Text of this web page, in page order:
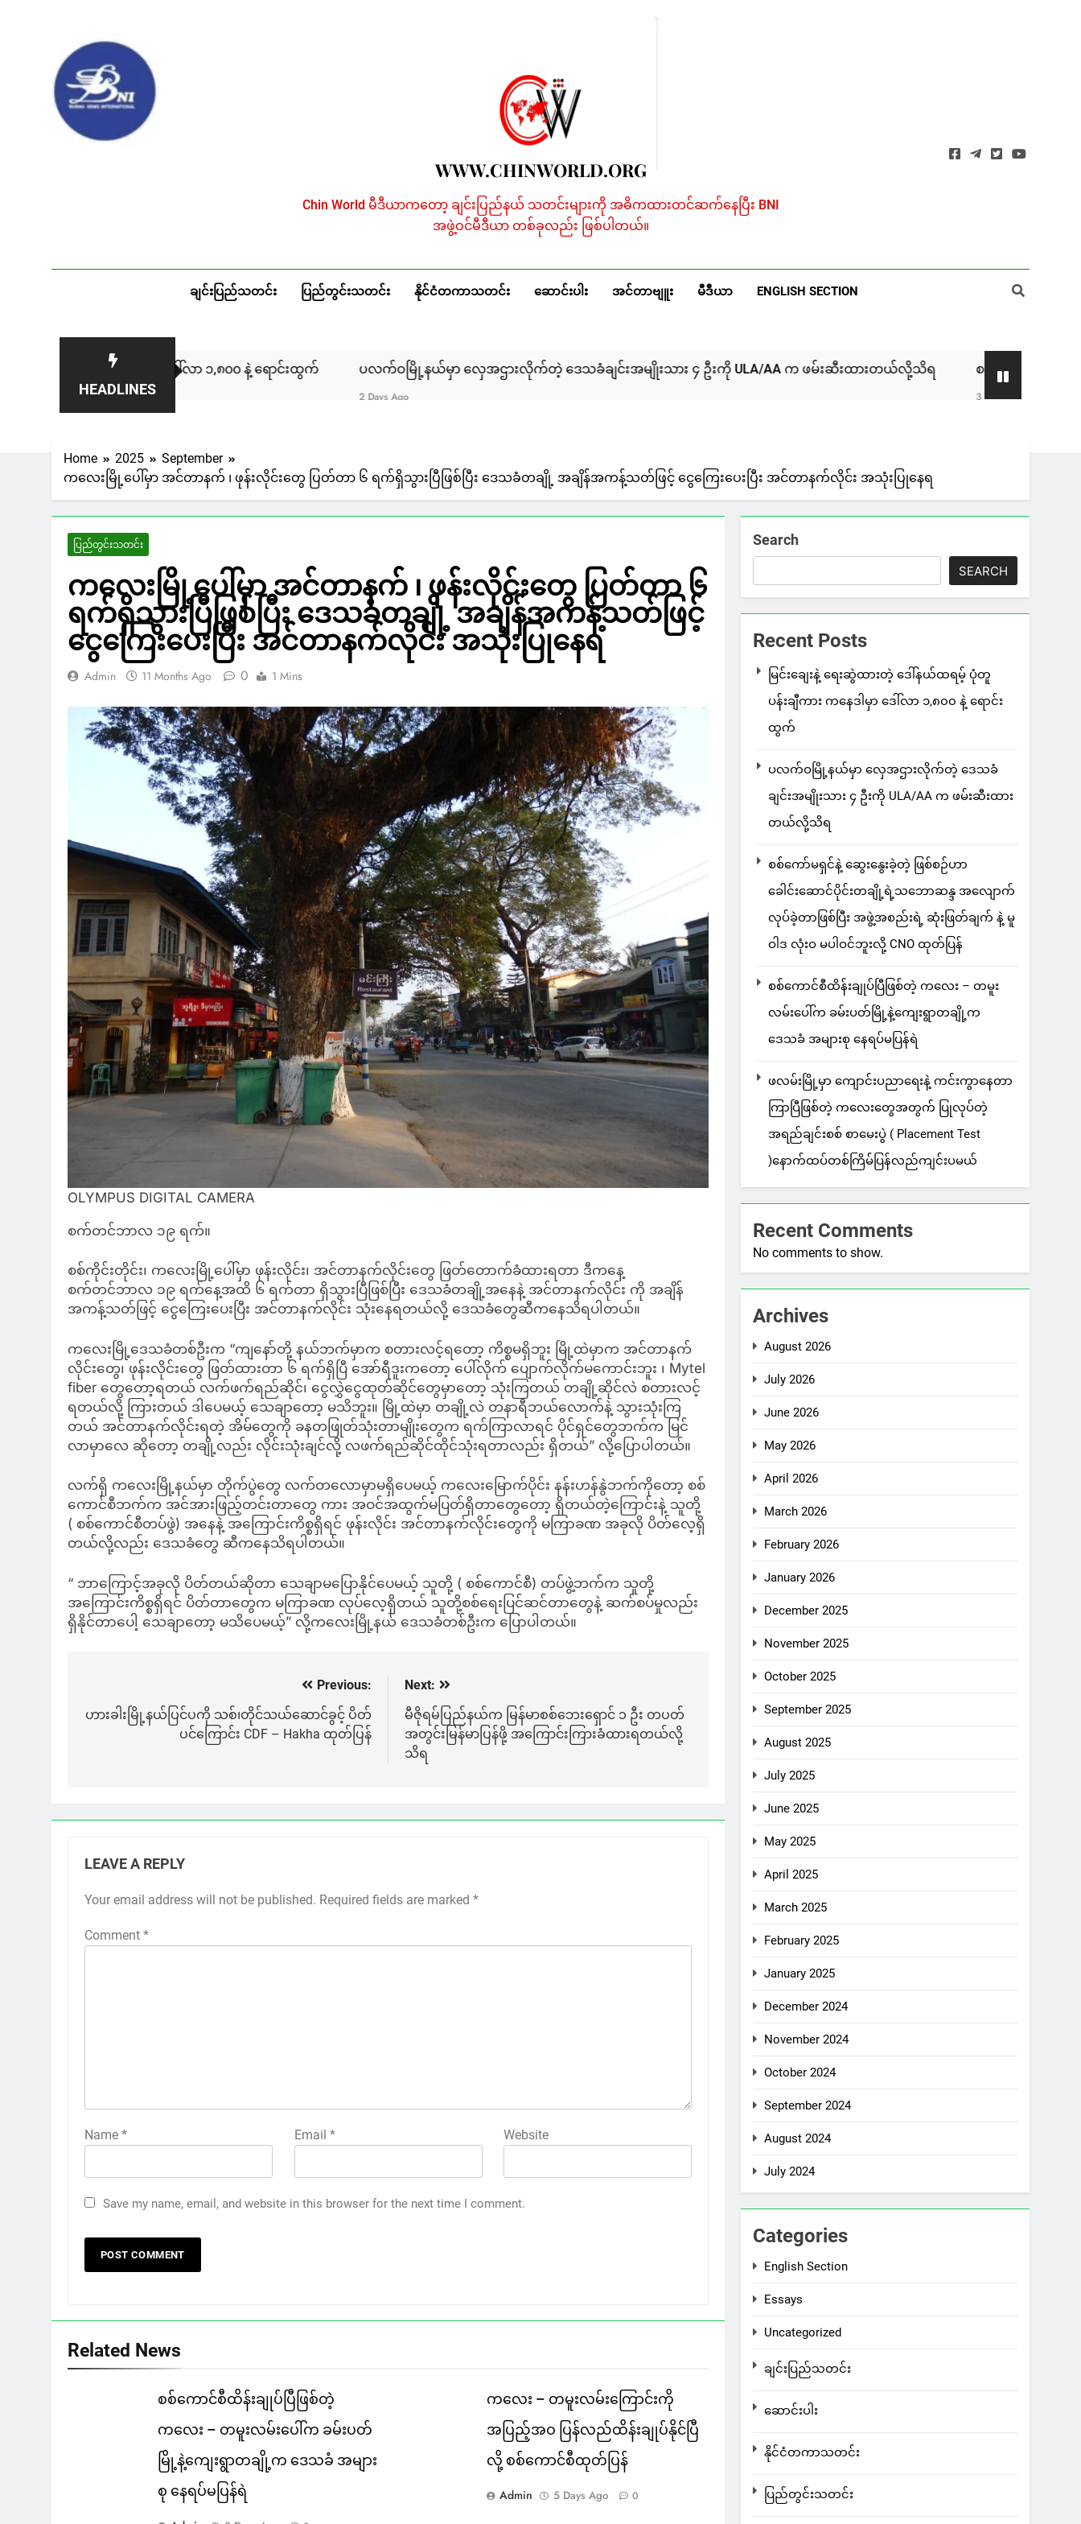
WWW.CHINWORLD.ORG
Chin World မီဒီယာကတော့ ချင်းပြည်နယ် သတင်းများကို အဓိကထားတင်ဆက်နေပြီး BNI
အဖွဲ့ဝင်မီဒီယာ တစ်ခုလည်း ဖြစ်ပါတယ်။
ချင်းပြည်သတင်း ပြည်တွင်းသတင်း နိုင်ငံတကာသတင်း ဆောင်းပါး အင်တာဗျူး မီဒီယာ ENGLISH SECTION
HEADLINES
ကား ကနေဒါမှာ ဒေါ်လာ ၁,၈၀၀ နဲ့ ရောင်းထွက် ပလက်ဝမြို့နယ်မှာ လှေအဌားလိုက်တဲ့ ဒေသခံချင်းအမျိုးသား ၄ ဦးကို ULA/AA က ဖမ်းဆီးထားတယ်လို့သိရ စစ်ကော်မရှင်နဲ့ ဆွေးနွေးခဲ့တဲ့
Home 2025
September
ကလေးမြို့ပေါ်မှာ အင်တာနက် ၊ ဖုန်းလိုင်းတွေ ပြတ်တာ ၆ ရက်ရှိသွားပြီဖြစ်ပြီး ဒေသခံတချို့ အချိန်အကန့်သတ်ဖြင့် ငွေကြေးပေးပြီး အင်တာနက်လိုင်း အသုံးပြုနေရ
ပြည်တွင်းသတင်း
ကလေးမြို့ပေါ်မှာ အင်တာနက် ၊ ဖုန်းလိုင်းတွေ ပြတ်တာ ၆
ရက်ရှိသွားပြီဖြစ်ပြီး ဒေသခံတချို့ အချိန်အကန့်သတ်ဖြင့်
ငွေကြေးပေးပြီး အင်တာနက်လိုင်း အသုံးပြုနေရ
Admin 11 Months Ago 0 1 Mins
OLYMPUS DIGITAL CAMERA
စက်တင်ဘာလ ၁၉ ရက်။
စစ်ကိုင်းတိုင်း၊ ကလေးမြို့ပေါ်မှာ ဖုန်းလိုင်း၊ အင်တာနက်လိုင်းတွေ ဖြတ်တောက်ခံထားရတာ ဒီကနေ့
စက်တင်ဘာလ ၁၉ ရက်နေ့အထိ ၆ ရက်တာ ရှိသွားပြီဖြစ်ပြီး ဒေသခံတချို့အနေနဲ့ အင်တာနက်လိုင်း ကို အချိန်
အကန့်သတ်ဖြင့် ငွေကြေးပေးပြီး အင်တာနက်လိုင်း သုံးနေရတယ်လို့ ဒေသခံတွေဆီကနေသိရပါတယ်။
ကလေးမြို့ဒေသခံတစ်ဦးက “ကျနော်တို့ နယ်ဘက်မှာက စတားလင့်ရတော့ ကိစ္စမရှိဘူး မြို့ထဲမှာက အင်တာနက်
လိုင်းတွေ၊ ဖုန်းလိုင်းတွေ ဖြတ်ထားတာ ၆ ရက်ရှိပြီ အော်ရီဒူးကတော့ ပေါ်လိုက် ပျောက်လိုက်မကောင်းဘူး ၊ Mytel
fiber တွေတော့ရတယ် လက်ဖက်ရည်ဆိုင်၊ ငွေလွှဲငွေထုတ်ဆိုင်တွေမှာတော့ သုံးကြတယ် တချို့ဆိုင်လဲ စတားလင့်
ရတယ်လို့ ကြားတယ် ဒါပေမယ့် သေချာတော့ မသိဘူး။ မြို့ထဲမှာ တချို့လဲ တနာရီဘယ်လောက်နဲ့ သွားသုံးကြ
တယ် အင်တာနက်လိုင်းရတဲ့ အိမ်တွေကို ခနတဖြုတ်သုံးတာမျိုးတွေက ရက်ကြာလာရင် ပိုင်ရှင်တွေဘက်က မြင်
လာမှာလေ ဆိုတော့ တချို့လည်း လိုင်းသုံးချင်လို့ လဖက်ရည်ဆိုင်ထိုင်သုံးရတာလည်း ရှိတယ်” လို့ပြောပါတယ်။
လက်ရှိ ကလေးမြို့နယ်မှာ တိုက်ပွဲတွေ လက်တလောမှာမရှိပေမယ့် ကလေးမြောက်ပိုင်း နန်းဟန်နွဲဘက်ကိုတော့ စစ်
ကောင်စီဘက်က အင်အားဖြည့်တင်းတာတွေ ကား အဝင်အထွက်မပြတ်ရှိတာတွေတော့ ရှိတယ်တဲ့ကြောင်းနဲ့ သူတို့
( စစ်ကောင်စီတပ်ဖွဲ) အနေနဲ့ အကြောင်းကိစ္စရှိရင် ဖုန်းလိုင်း အင်တာနက်လိုင်းတွေကို မကြာခဏ အခုလို ပိတ်လေ့ရှိ
တယ်လို့လည်း ဒေသခံတွေ ဆီကနေသိရပါတယ်။
“ ဘာကြောင့်အခုလို ပိတ်တယ်ဆိုတာ သေချာမပြောနိုင်ပေမယ့် သူတို့ ( စစ်ကောင်စီ) တပ်ဖွဲ့ဘက်က သူတို့
အကြောင်းကိစ္စရှိရင် ပိတ်တာတွေက မကြာခဏ လုပ်လေ့ရှိတယ် သူတို့စစ်ရေးပြင်ဆင်တာတွေနဲ့ ဆက်စပ်မှုလည်း
ရှိနိုင်တာပေါ့ သေချာတော့ မသိပေမယ့်” လို့ကလေးမြို့နယ် ဒေသခံတစ်ဦးက ပြောပါတယ်။
navigation
Previous:
ဟားခါးမြို့နယ်ပြင်ပကို သစ်၊တိုင်သယ်ဆောင်ခွင့် ပိတ်
ပင်ကြောင်း CDF – Hakha ထုတ်ပြန်
Next:
မီဇိုရမ်ပြည်နယ်က မြန်မာစစ်ဘေးရှောင် ၁ ဦး တပတ်
အတွင်းမြန်မာပြန်ဖို့ အကြောင်းကြားခံထားရတယ်လို့
သိရ
LEAVE A REPLY
Your email address will not be published. Required fields are marked *
Comment *
Name * Email * Website
Save my name, email, and website in this browser for the next time I comment.
Related News
စစ်ကောင်စီထိန်းချုပ်ပြီဖြစ်တဲ့
ကလေး – တမူးလမ်းပေါ်က ခမ်းပတ်
မြို့နဲ့ကျေးရွာတချို့က ဒေသခံ အများ
စု နေရပ်မပြန်ရဲ
ကလေး – တမူးလမ်းကြောင်းကို
အပြည့်အဝ ပြန်လည်ထိန်းချုပ်နိုင်ပြီ
လို့ စစ်ကောင်စီထုတ်ပြန်
Admin 5 Days Ago 0
Search
SEARCH
Recent Posts
မြင်းချေးနဲ့ ရေးဆွဲထားတဲ့ ဒေါ်နယ်ထရမ့် ပုံတူ
ပန်းချီကား ကနေဒါမှာ ဒေါ်လာ ၁,၈၀၀ နဲ့ ရောင်း
ထွက်
ပလက်ဝမြို့နယ်မှာ လှေအဌားလိုက်တဲ့ ဒေသခံ
ချင်းအမျိုးသား ၄ ဦးကို ULA/AA က ဖမ်းဆီးထား
တယ်လို့သိရ
စစ်ကော်မရှင်နဲ့ ဆွေးနွေးခဲ့တဲ့ ဖြစ်စဉ်ဟာ
ခေါင်းဆောင်ပိုင်းတချို့ရဲ့သဘောဆန္ဒ အလျောက်
လုပ်ခဲ့တာဖြစ်ပြီး အဖွဲ့အစည်းရဲ့ ဆုံးဖြတ်ချက် နဲ့ မူ
ဝါဒ လုံးဝ မပါဝင်ဘူးလို့ CNO ထုတ်ပြန်
စစ်ကောင်စီထိန်းချုပ်ပြီဖြစ်တဲ့ ကလေး – တမူး
လမ်းပေါ်က ခမ်းပတ်မြို့နဲ့ကျေးရွာတချို့က
ဒေသခံ အများစု နေရပ်မပြန်ရဲ
ဖလမ်းမြို့မှာ ကျောင်းပညာရေးနဲ့ ကင်းကွာနေတာ
ကြာပြီဖြစ်တဲ့ ကလေးတွေအတွက် ပြုလုပ်တဲ့
အရည်ချင်းစစ် စာမေးပွဲ ( Placement Test
)နောက်ထပ်တစ်ကြိမ်ပြန်လည်ကျင်းပမယ်
Recent Comments
No comments to show.
Archives
August 2026
July 2026
June 2026
May 2026
April 2026
March 2026
February 2026
January 2026
December 2025
November 2025
October 2025
September 2025
August 2025
July 2025
June 2025
May 2025
April 2025
March 2025
February 2025
January 2025
December 2024
November 2024
October 2024
September 2024
August 2024
July 2024
Categories
English Section
Essays
Uncategorized
ချင်းပြည်သတင်း
ဆောင်းပါး
နိုင်ငံတကာသတင်း
ပြည်တွင်းသတင်း